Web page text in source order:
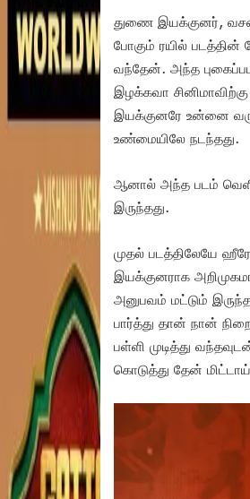
துணை இயக்குனர்,
போகும் ரயில்
வந்தேன். அந்த
இழக்கவா
இயக்குனரே உன்னை
உண்மையிலே நடந்தது.
ஆனால் அந்த படம்
இருந்தது.
முதல் படத்திலேயே
இயக்குனராக
அனுபவம் மட்டும்
பார்த்து தான் நான்
பள்ளி முடித்து
கொடுத்து தேன்